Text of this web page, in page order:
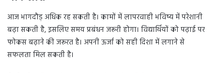
आज भागदौड़ अधिक रह सकती है। कामों में लापरवाही भविष्य में परेशानी
बढ़ा सकती है, इसलिए समय प्रबंधन जरूरी होगा। विद्यार्थियों को पढ़ाई पर
फोकस बढ़ाने की जरूरत है। अपनी ऊर्जा को सही दिशा में लगाने से
सफलता मिल सकती है।